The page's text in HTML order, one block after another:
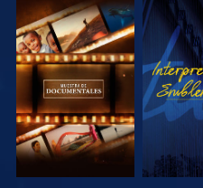
EXPLORA LAS
SERIES